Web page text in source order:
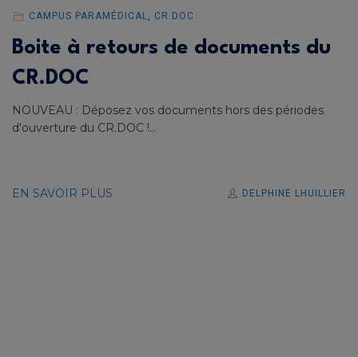
CAMPUS PARAMÉDICAL CR.DOC
Boite à retours de documents du
CR.DOC
NOUVEAU : Déposez vos documents hors des périodes
d'ouverture du CR.DOC !...
EN SAVOIR PLUS DELPHINE LHUILLIER